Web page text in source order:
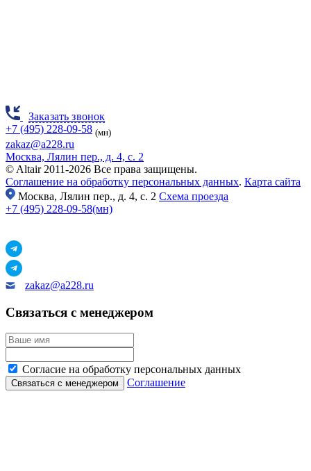
Заказать звонок
+7 (495) 228-09-58 (мн)
zakaz@a228.ru
Москва, Лялин пер., д. 4, с. 2
© Altair 2011-2026 Все права защищены.
Соглашение на обработку персональных данных. Карта сайта
Москва, Лялин пер., д. 4, с. 2 Схема проезда
+7 (495) 228-09-58(мн)
zakaz@a228.ru
Связаться с менеджером
Согласие на обработку персональных данных
Соглашение